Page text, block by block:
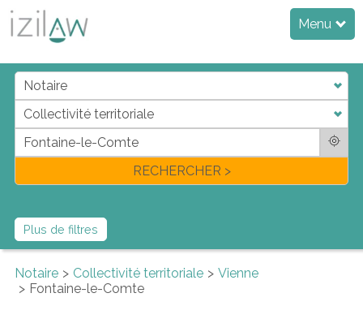
Menu
jdadi
fl
RECHERCHER >
Plus de filtres
Notaire Collectivité territoriale
Vienne
Fontaine-le-Comte